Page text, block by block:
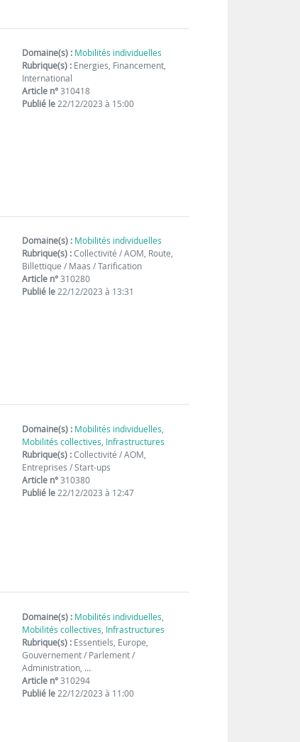
Domaine(s) : Mobilités individuelles
Rubrique(s) : Energies, Financement,
International
Article n°310418
Publié le22/12/2023 à 15:00
Domaine(s) : Mobilités individuelles
Rubrique(s) :Collectivité / AOM, Route,
Billettique / Maas / Tarification
Article n°310280
Publié le22/12/2023 à 13:31
Domaine(s) : Mobilités individuelles,
Mobilités collectives, Infrastructures
Rubrique(s) :Collectivité / AOM,
Entreprises / Start-ups
Article n°310380
Publié le22/12/2023 à 12:47
Domaine(s) : Mobilités individuelles,
Mobilités collectives, Infrastructures
Rubrique(s) : Essentiels, Europe,
Gouvernement / Parlement /
Administration, …
Article n°310294
Publié le22/12/2023 à 11:00